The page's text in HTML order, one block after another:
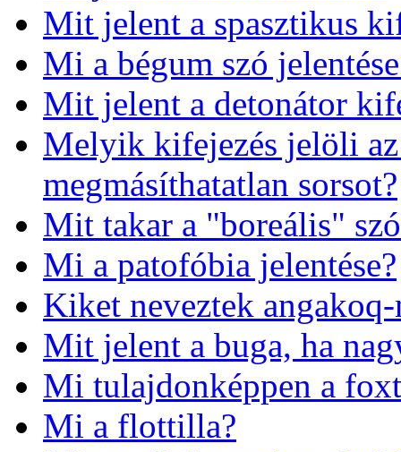
Mit jelent a spasztikus
Mi a bégum szó
Mit jelent a detonátor
Melyik kifejezés jelöli
megmásíthatatlan sorsot?
Mit takar a "boreális"
Mi a patofóbia jelentése?
Kiket neveztek angakoq-
Mit jelent a buga, ha
Mi tulajdonképpen a
Mi a flottilla?